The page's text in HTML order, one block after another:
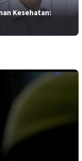
Kesehatan: